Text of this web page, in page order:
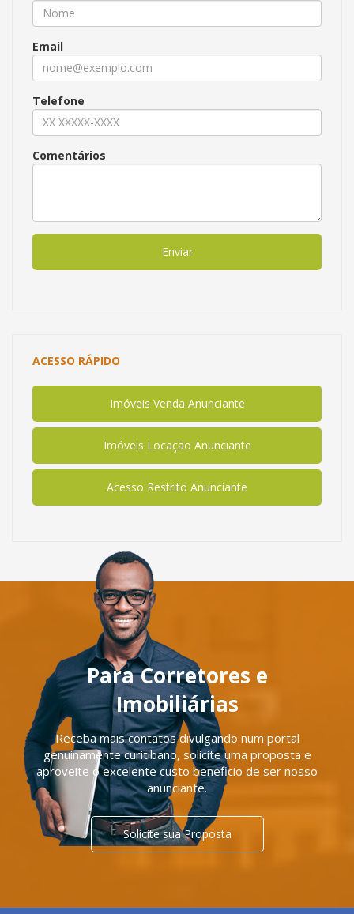
Email
Telefone
Comentários
Enviar
ACESSO RÁPIDO
Imóveis Venda Anunciante
Imóveis Locação Anunciante
Acesso Restrito Anunciante
Para Corretores e
Imobiliárias
Receba mais contatos divulgando num portal
genuinamente curitibano, solicite uma proposta e
aproveite o excelente custo beneficio de ser nosso
anunciante.
Solicite sua Proposta